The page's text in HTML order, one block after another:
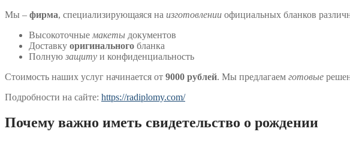
Мы – фирма, специализирующаяся на изготовлении официальных бланков
Высокоточные макеты документов
Доставку оригинального бланка
Полную защиту и конфиденциальность
Стоимость наших услуг начинается от 9000 рублей. Мы предлагаем готовые
Подробности на сайте: https://radiplomy.com/
Почему важно иметь свидетельство о рождении